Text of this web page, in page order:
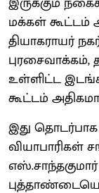
மக்கள் கூட்டம்
தியாகராயர்
உள்ளிட்ட
கூட்டம்
இது
வியாபாரிகள்
எஸ்.சாந்தகுமார்